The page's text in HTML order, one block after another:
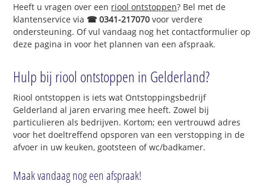
Heeft u vragen over een riool ontstoppen? Bel met de
klantenservice via ☎ 0341-217070 voor verdere
ondersteuning. Of vul vandaag nog het contactformulier op
deze pagina in voor het plannen van een afspraak.
Hulp bij riool ontstoppen in Gelderland?
Riool ontstoppen is iets wat Ontstoppingsbedrijf
Gelderland al jaren ervaring mee heeft. Zowel bij
particulieren als bedrijven. Kortom; een vertrouwd adres
voor het doeltreffend opsporen van een verstopping in de
afvoer in uw keuken, gootsteen of wc/badkamer.
Maak vandaag nog een afspraak!